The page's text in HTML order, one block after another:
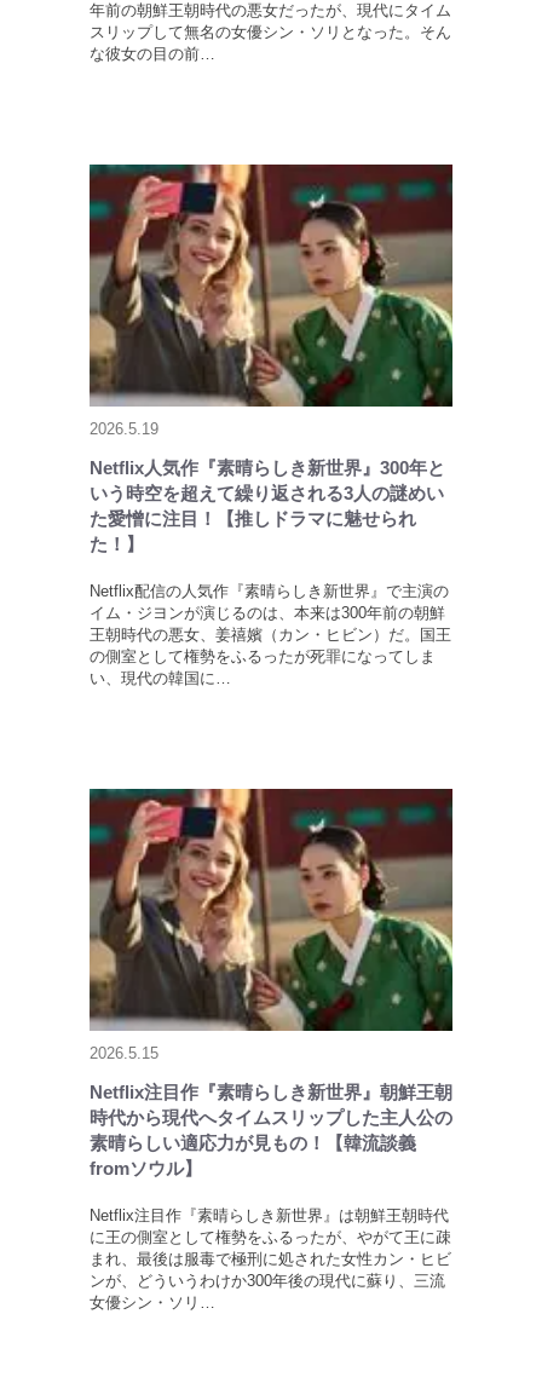
年前の朝鮮王朝時代の悪女だったが、現代にタイム
スリップして無名の女優シン・ソリとなった。そん
な彼女の目の前…
2026.5.19
Netflix人気作『素晴らしき新世界』300年と
いう時空を超えて繰り返される3人の謎めい
た愛憎に注目！【推しドラマに魅せられ
た！】
Netflix配信の人気作『素晴らしき新世界』で主演の
イム・ジヨンが演じるのは、本来は300年前の朝鮮
王朝時代の悪女、姜禧嬪（カン・ヒビン）だ。国王
の側室として権勢をふるったが死罪になってしま
い、現代の韓国に…
2026.5.15
Netflix注目作『素晴らしき新世界』朝鮮王朝
時代から現代へタイムスリップした主人公の
素晴らしい適応力が見もの！【韓流談義
fromソウル】
Netflix注目作『素晴らしき新世界』は朝鮮王朝時代
に王の側室として権勢をふるったが、やがて王に疎
まれ、最後は服毒で極刑に処された女性カン・ヒビ
ンが、どういうわけか300年後の現代に蘇り、三流
女優シン・ソリ…